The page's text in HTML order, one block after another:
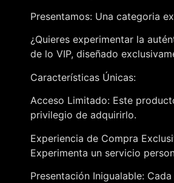
Presentamos: Una categoria
¿Quieres experimentar la
de lo VIP, diseñado
Características Únicas:
Acceso Limitado: Este
privilegio de adquirirlo.
Experiencia de Compra
Experimenta un servicio
Presentación Inigualable: